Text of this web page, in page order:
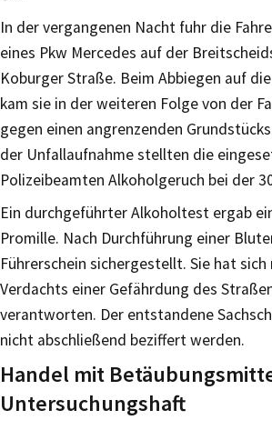
In der vergangenen Nacht fuhr die
eines Pkw Mercedes auf der
Koburger Straße. Beim Abbiegen auf
kam sie in der weiteren Folge von der
gegen einen angrenzenden
der Unfallaufnahme stellten die
Polizeibeamten Alkoholgeruch bei der
Ein durchgeführter Alkoholtest ergab
Promille. Nach Durchführung einer
Führerschein sichergestellt. Sie hat sich
Verdachts einer Gefährdung des
verantworten. Der entstandene
nicht abschließend beziffert werden.
Handel mit
Untersuchungshaft